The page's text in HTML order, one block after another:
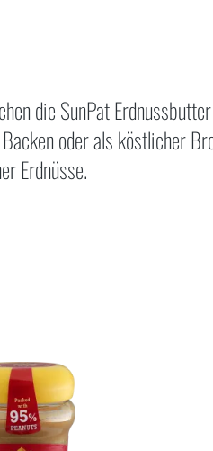
die SunPat
oder als köstlicher
Erdnüsse.